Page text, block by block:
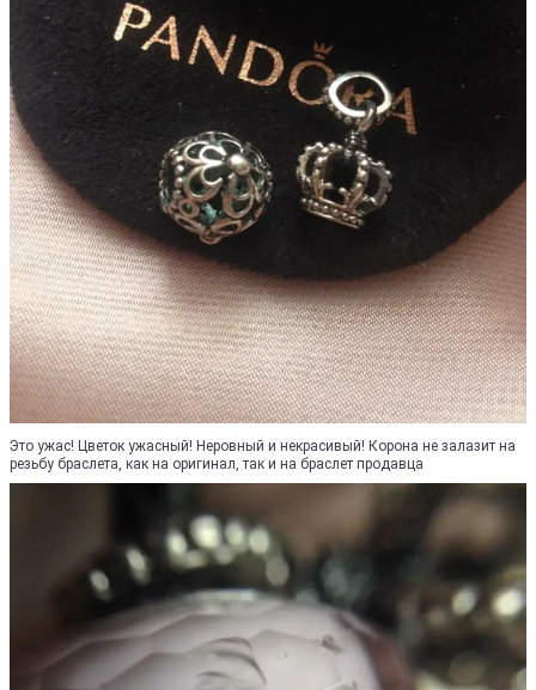
Это ужас! Цветок ужасный! Неровный и некрасивый! Корона не залазит на
резьбу браслета, как на оригинал, так и на браслет продавца